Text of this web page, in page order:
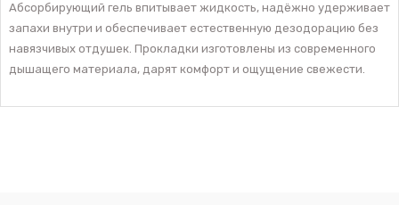
Абсорбирующий гель впитывает жидкость, надёжно удерживает
запахи внутри и обеспечивает естественную дезодорацию без
навязчивых отдушек. Прокладки изготовлены из современного
дышащего материала, дарят комфорт и ощущение свежести.